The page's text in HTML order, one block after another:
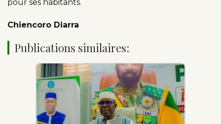
pour ses habitants.
Chiencoro Diarra
Publications similaires: